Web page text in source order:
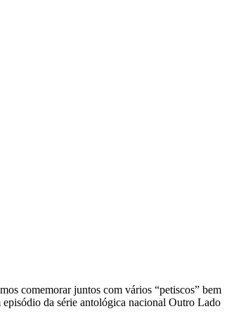
comemorar juntos com vários “petiscos” bem
da série antológica nacional Outro Lado